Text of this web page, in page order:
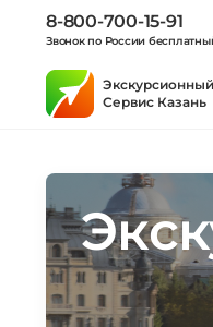
8-800-700-15-91
Звонок по России
Экскурсионный
Сервис Казань